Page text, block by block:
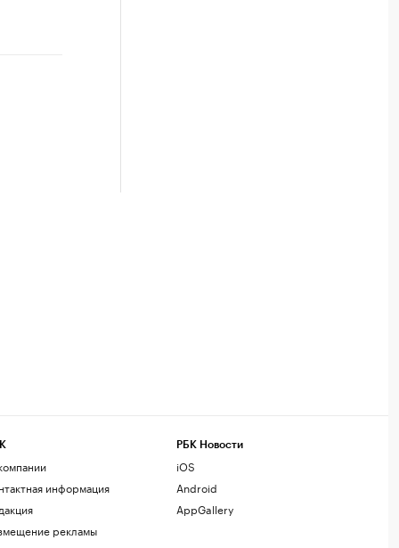
информация
рекламы
РБК Новости
iOS
Android
AppGallery